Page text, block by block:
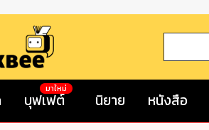
บุฟเฟต์
มาใหม่
นิยาย หนังสือ